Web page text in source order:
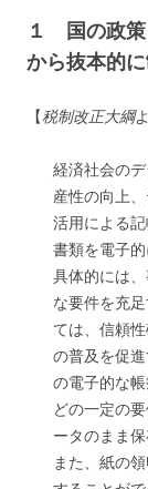
１ 国の政策
から抜本的
【税制改正大綱
経済社会の
産性の向上
活用による
書類を電子
具体的には
な要件を充
ては、信頼
の普及を促
の電子的な
どの一定の
ータのまま
また、紙の